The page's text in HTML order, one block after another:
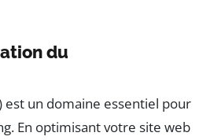
du
est un domaine essentiel pour
En optimisant votre site web